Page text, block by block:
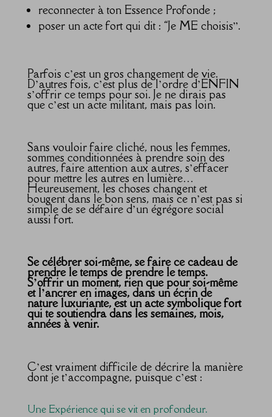
reconnecter à ton Essence Profonde ;
poser un acte fort qui dit : “Je ME choisis”.
Parfois c’est un gros changement de vie.
D’autres fois, c’est plus de l’ordre d’ENFIN
s’offrir ce temps pour soi. Je ne dirais pas
que c’est un acte militant, mais pas loin.
Sans vouloir faire cliché, nous les femmes,
sommes conditionnées à prendre soin des
autres, faire attention aux autres, s’effacer
pour mettre les autres en lumière…
Heureusement, les choses changent et
bougent dans le bon sens, mais ce n’est pas si
simple de se défaire d’un égrégore social
aussi fort.
Se célébrer soi-même, se faire ce cadeau de
prendre le temps de prendre le temps.
S’offrir un moment, rien que pour soi-même
et l’ancrer en images, dans un écrin de
nature luxuriante, est un acte symbolique fort
qui te soutiendra dans les semaines, mois,
années à venir.
C’est vraiment difficile de décrire la manière
dont je t’accompagne, puisque c’est :
Une Expérience qui se vit en profondeur.